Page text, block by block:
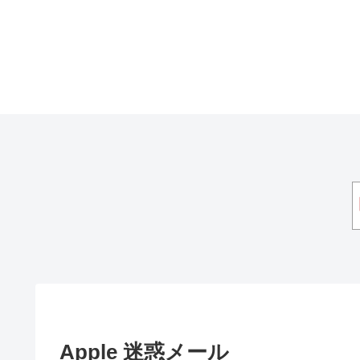
Apple 迷惑メール